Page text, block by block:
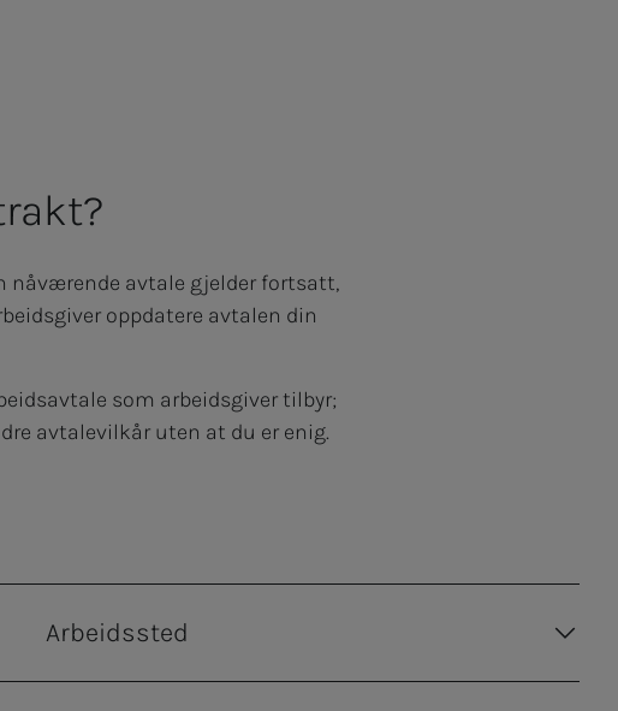
nåværende avtale gjelder fortsatt,
oppdatere avtalen din
som arbeidsgiver tilbyr;
avtalevilkår uten at du er enig.
Arbeidssted